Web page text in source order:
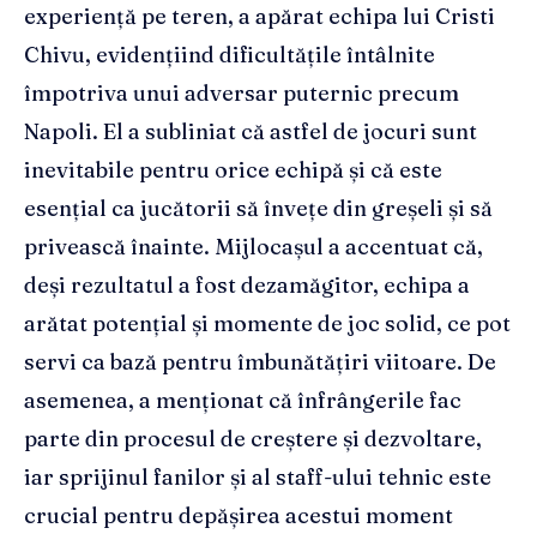
experiență pe teren, a apărat echipa lui Cristi
Chivu, evidențiind dificultățile întâlnite
împotriva unui adversar puternic precum
Napoli. El a subliniat că astfel de jocuri sunt
inevitabile pentru orice echipă și că este
esențial ca jucătorii să învețe din greșeli și să
privească înainte. Mijlocașul a accentuat că,
deși rezultatul a fost dezamăgitor, echipa a
arătat potențial și momente de joc solid, ce pot
servi ca bază pentru îmbunătățiri viitoare. De
asemenea, a menționat că înfrângerile fac
parte din procesul de creștere și dezvoltare,
iar sprijinul fanilor și al staff-ului tehnic este
crucial pentru depășirea acestui moment